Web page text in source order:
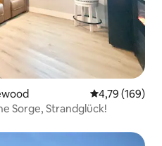
4,79 (169)
Sorge, Strandglück!